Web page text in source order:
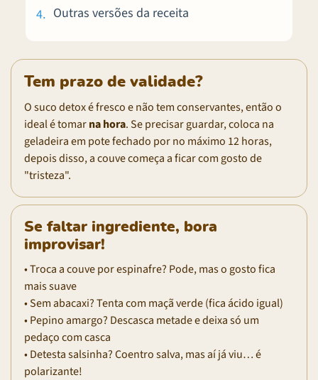
Outras versões da receita
Tem prazo de validade?
O suco detox é fresco e não tem conservantes, então o
ideal é tomarna hora. Se precisar guardar, coloca na
geladeira em pote fechado por no máximo 12 horas,
depois disso, a couve começa a ficar com gosto de
"tristeza".
Se faltar ingrediente, bora
improvisar!
• Troca a couve por espinafre? Pode, mas o gosto fica
mais suave
• Sem abacaxi? Tenta com maçã verde (fica ácido igual)
• Pepino amargo? Descasca metade e deixa só um
pedaço com casca
• Detesta salsinha? Coentro salva, mas aí já viu… é
polarizante!